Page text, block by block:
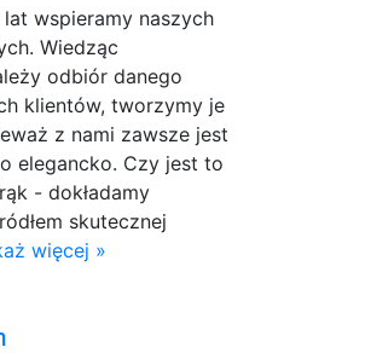
wspieramy naszych
Wiedząc
odbiór danego
klientów, tworzymy je
z nami zawsze jest
elegancko. Czy jest to
- dokładamy
skutecznej
więcej »